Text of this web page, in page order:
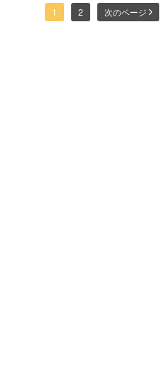
がりを結びたい」「日本酒
ング。みなさまの暖かいご
1 2 次のページ